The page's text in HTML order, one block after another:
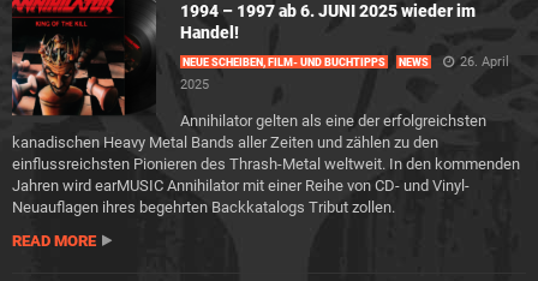
1994 – 1997 ab 6. JUNI 2025 wieder im
Handel!
NEUE SCHEIBEN, FILM- UND BUCHTIPPS NEWS
26. April
2025
Annihilator gelten als eine der erfolgreichsten
kanadischen Heavy Metal Bands aller Zeiten und zählen zu den
einflussreichsten Pionieren des Thrash-Metal weltweit. In den kommenden
Jahren wird earMUSIC Annihilator mit einer Reihe von CD- und Vinyl-
Neuauflagen ihres begehrten Backkatalogs Tribut zollen.
READ MORE